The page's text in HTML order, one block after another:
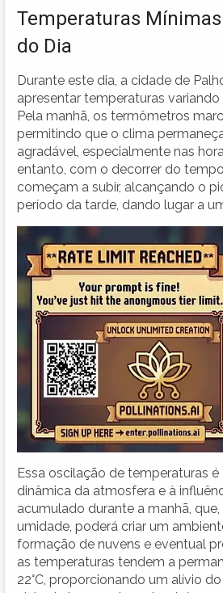
Temperaturas
do Dia
Durante este dia, a cidade de
apresentar temperaturas variando
Pela manhã, os termômetros
permitindo que o clima
agradável, especialmente nas
entanto, com o decorrer do
começam a subir, alcançando o
período da tarde, dando lugar a
Essa oscilação de temperaturas
dinâmica da atmosfera e à
acumulado durante a manhã,
umidade, poderá criar um
formação de nuvens e eventual
as temperaturas tendem a
22°C, proporcionando um alívio